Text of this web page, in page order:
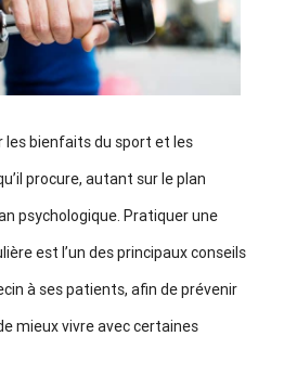
les bienfaits du sport et les
procure, autant sur le plan
psychologique. Pratiquer une
est l’un des principaux conseils
à ses patients, afin de prévenir
mieux vivre avec certaines